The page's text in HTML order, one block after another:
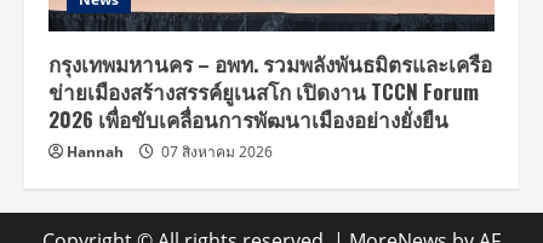
กรุงเทพมหานคร – อพท. รวมพลังพันธมิตรและเครือ
ข่ายเมืองสร้างสรรค์ยูเนสโก เปิดงาน TCCN Forum
2026 เพื่อขับเคลื่อนการพัฒนาเมืองอย่างยั่งยืน
Hannah 07 สิงหาคม 2026